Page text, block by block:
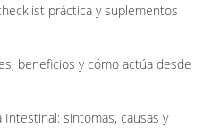
práctica y suplementos
beneficios y cómo actúa desde
síntomas, causas y